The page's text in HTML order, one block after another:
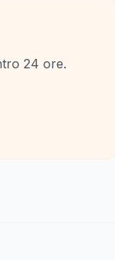
24 ore.